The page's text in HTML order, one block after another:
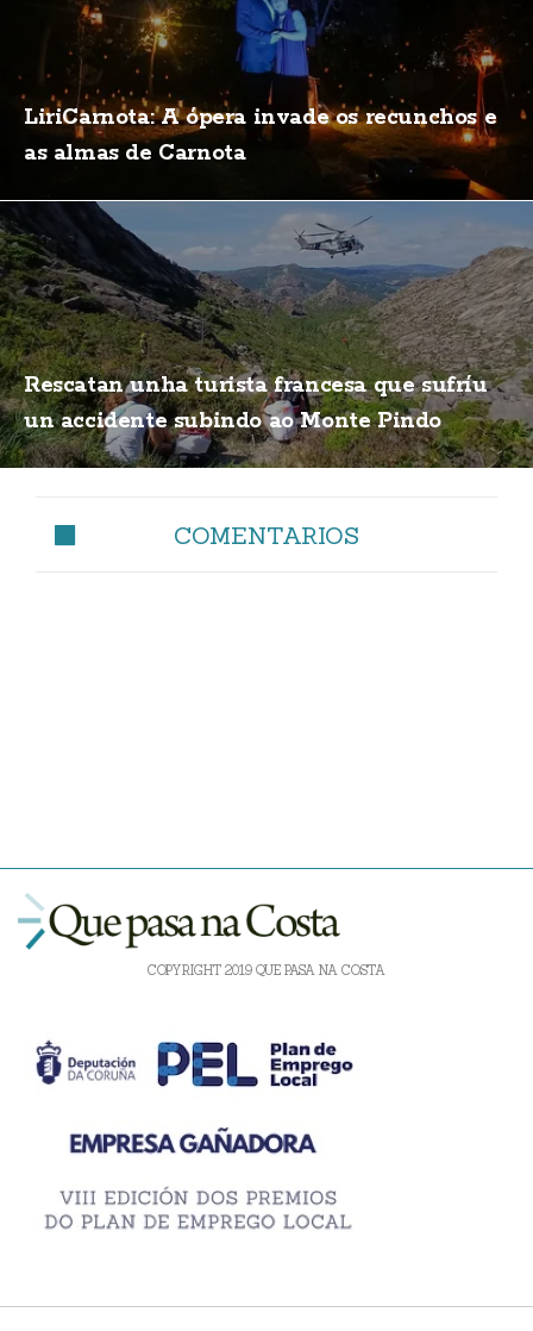
LiriCarnota: A ópera invade os recunchos e
as almas de Carnota
Rescatan unha turista francesa que sufríu
un accidente subindo ao Monte Pindo
COMENTARIOS
COPYRIGHT 2019 QUE PASA NA COSTA